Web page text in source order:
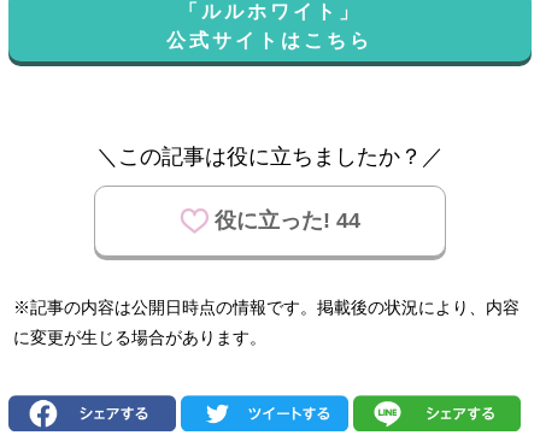
「ルルホワイト」
公式サイトはこちら
＼この記事は役に立ちましたか？／
役に立った! 44
※記事の内容は公開日時点の情報です。掲載後の状況により、内容
に変更が生じる場合があります。